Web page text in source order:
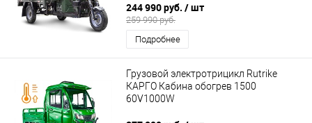
244 990 руб. / шт
259 990 руб.
Подробнее
Грузовой электротрицикл Rutrike
КАРГО Кабина обогрев 1500
60V1000W